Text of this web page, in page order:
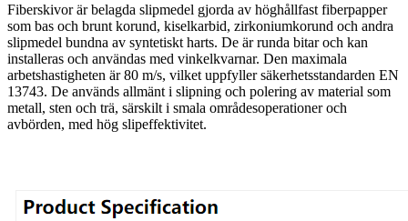
Fiberskivor är belagda slipmedel gjorda av höghållfast fiberpapper
som bas och brunt korund, kiselkarbid, zirkoniumkorund och andra
slipmedel bundna av syntetiskt harts. De är runda bitar och kan
installeras och användas med vinkelkvarnar. Den maximala
arbetshastigheten är 80 m/s, vilket uppfyller säkerhetsstandarden EN
13743. De används allmänt i slipning och polering av material som
metall, sten och trä, särskilt i smala områdesoperationer och
avbörden, med hög slipeffektivitet.